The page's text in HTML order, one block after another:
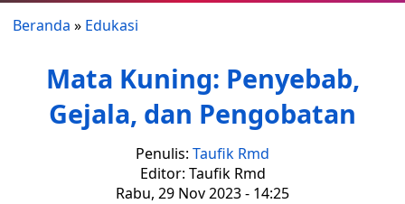
Beranda » Edukasi
Mata Kuning: Penyebab,
Gejala, dan Pengobatan
Penulis: Taufik Rmd
Editor: Taufik Rmd
Rabu, 29 Nov 2023 - 14:25